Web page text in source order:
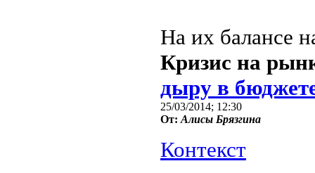
На их балансе
Кризис на
дыру в
25/03/2014; 12:30
От:Алисы Брязгинa
Контекст